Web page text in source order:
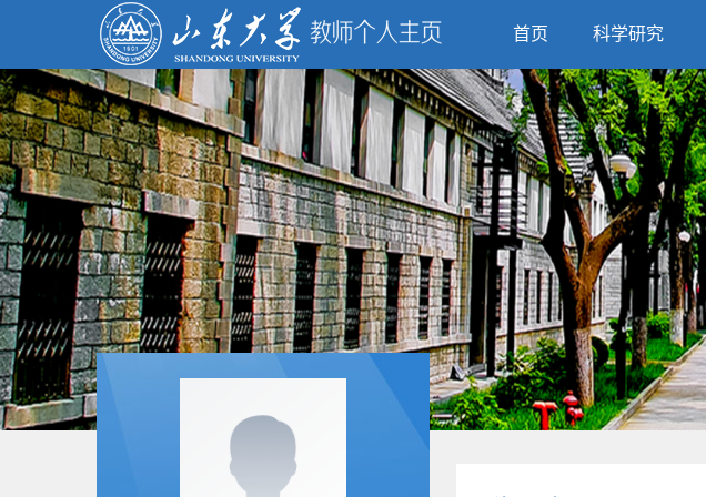
首页 科学研究